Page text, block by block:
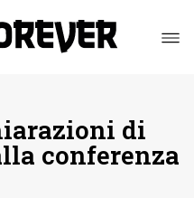
di
conferenza